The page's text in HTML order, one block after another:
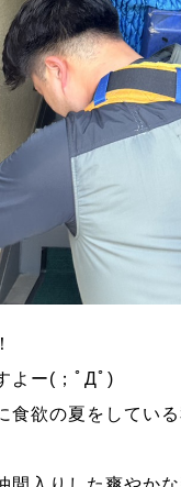
よー(；ﾟДﾟ)
食欲の夏をしてい